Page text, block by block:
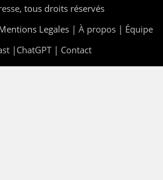
, tous droits réservés
Legales | À propos | Équipe
| ChatGPT| Contact